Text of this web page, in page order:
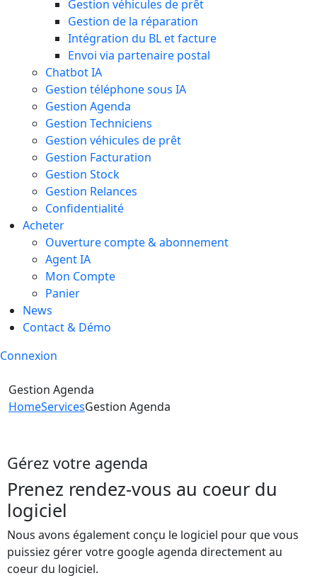
Gestion véhicules de prêt
Gestion de la réparation
Intégration du BL et facture
Envoi via partenaire postal
Chatbot IA
Gestion téléphone sous IA
Gestion Agenda
Gestion Techniciens
Gestion véhicules de prêt
Gestion Facturation
Gestion Stock
Gestion Relances
Confidentialité
Acheter
Ouverture compte & abonnement
Agent IA
Mon Compte
Panier
News
Contact & Démo
Connexion
Gestion Agenda
HomeServicesGestion Agenda
Gérez votre agenda
Prenez rendez-vous au coeur du
logiciel
Nous avons également conçu le logiciel pour que vous
puissiez gérer votre google agenda directement au
coeur du logiciel.